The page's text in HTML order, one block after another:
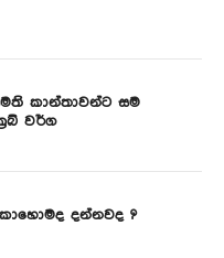
කාන්තාවන්ට සම
වර්ග
දන්නවද ?